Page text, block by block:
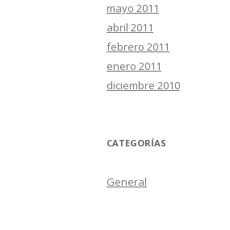
mayo 2011
abril 2011
febrero 2011
enero 2011
diciembre 2010
CATEGORÍAS
General